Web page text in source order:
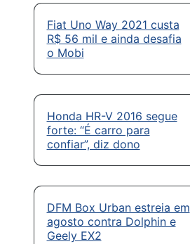
Fiat Uno Way 2021 custa
R$ 56 mil e ainda desafia
o Mobi
Honda HR-V 2016 segue
forte: “É carro para
confiar”, diz dono
DFM Box Urban estreia em
agosto contra Dolphin e
Geely EX2